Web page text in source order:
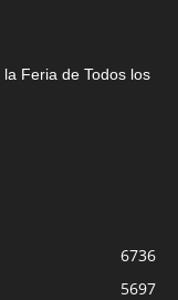
Feria de Todos los
6736
5697